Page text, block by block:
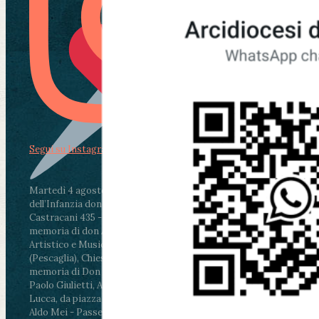
Martedì 4 agosto2026
ore 11:30 - Lucca, Scuola
dell’Infanzia don Aldo Mei - Viale Castruccio
Castracani 435 - Inaugurazione murales in
memoria di don Aldo Mei curato dal Liceo
Artistico e Musicale “Passaglia”
ore 18 - Fiano
(Pescaglia), Chiesa parrocchiale - Messa in
memoria di Don Aldo Mei celebrata da mons.
Paolo Giulietti, Arcivescovo di Lucca
ore 20.30 -
Lucca, da piazza San Michele al Cippo di don
Aldo Mei - Passeggiata della Memoria in alcuni
Segui su Instagram